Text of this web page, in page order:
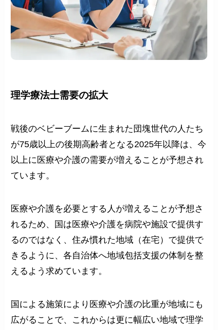
理学療法士需要の拡大
戦後のベビーブームに生まれた団塊世代の人たち
が75歳以上の後期高齢者となる2025年以降は、今
以上に医療や介護の需要が増えることが予想され
ています。
医療や介護を必要とする人が増えることが予想さ
れるため、国は医療や介護を病院や施設で提供す
るのではなく、住み慣れた地域（在宅）で提供で
きるように、各自治体へ地域包括支援の体制を整
えるよう求めています。
国による施策により医療や介護の比重が地域にも
広がることで、これからは更に幅広い地域で理学